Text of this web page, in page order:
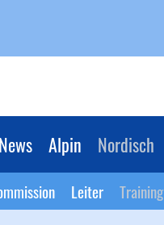
News Alpin Nordisch
Leiter Training